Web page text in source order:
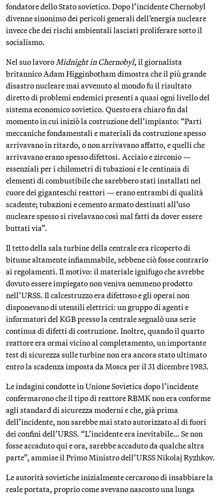
fondatore dello Stato sovietico. Dopo l’incidente Chernobyl
divenne sinonimo dei pericoli generali dell’energia nucleare
invece che dei rischi ambientali lasciati proliferare sotto il
socialismo.
Nel suo lavoroMidnight in Chernobyl, il giornalista
britannico Adam Higginbotham dimostra che il più grande
disastro nucleare mai avvenuto al mondo fu il risultato
diretto di problemi endemici presenti a quasi ogni livello del
sistema economico sovietico. Questo era chiaro fin dal
momento in cui iniziò la costruzione dell’impianto: “Parti
meccaniche fondamentali e materiali da costruzione spesso
arrivavano in ritardo, o non arrivavano affatto, e quelli che
arrivavano erano spesso difettosi. Acciaio e zirconio —
essenziali per i chilometri di tubazioni e le centinaia di
elementi di combustibile che sarebbero stati installati nel
cuore dei giganteschi reattori — erano entrambi di qualità
scadente; tubazioni e cemento armato destinati all’uso
nucleare spesso si rivelavano così mal fatti da dover essere
buttati via”.
Il tetto della sala turbine della centrale era ricoperto di
bitume altamente infiammabile, sebbene ciò fosse contrario
ai regolamenti. Il motivo: il materiale ignifugo che avrebbe
dovuto essere impiegato non veniva nemmeno prodotto
nell’URSS. Il calcestruzzo era difettoso e gli operai non
disponevano di utensili elettrici: un gruppo di agenti e
informatori del KGB presso la centrale segnalò una serie
continua di difetti di costruzione. Inoltre, quando il quarto
reattore era ormai vicino al completamento, un importante
test di sicurezza sulle turbine non era ancora stato ultimato
entro la scadenza imposta da Mosca per il 31 dicembre 1983.
Le indagini condotte in Unione Sovietica dopo l’incidente
confermarono che il tipo di reattore RBMK non era conforme
agli standard di sicurezza moderni e che, già prima
dell’incidente, non sarebbe mai stato autorizzato al di fuori
dei confini dell’URSS. “L’incidente era inevitabile… Se non
fosse accaduto qui e ora, sarebbe accaduto da qualche altra
parte”, ammise il Primo Ministro dell’URSS Nikolaj Ryzhkov.
Le autorità sovietiche inizialmente cercarono di insabbiare la
reale portata, proprio come avevano nascosto una lunga